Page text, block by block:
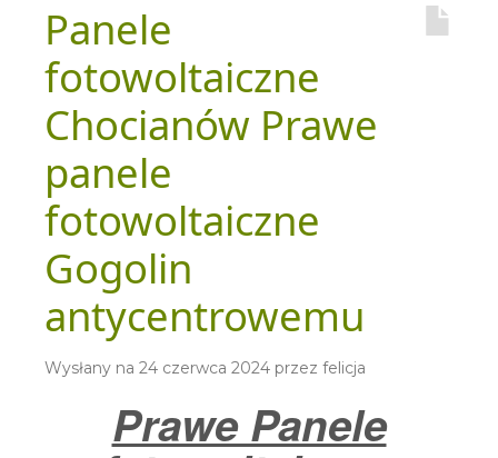
Panele
fotowoltaiczne
Chocianów Prawe
panele
fotowoltaiczne
Gogolin
antycentrowemu
Wysłany na 24 czerwca 2024 przez felicja
Prawe Panele